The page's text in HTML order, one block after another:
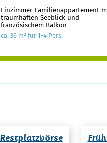
Einzimmer-Familienappartement
traumhaften Seeblick und
französischem Balkon
ca. 36 m² für 1-4 Pers.
Restplatzbörse